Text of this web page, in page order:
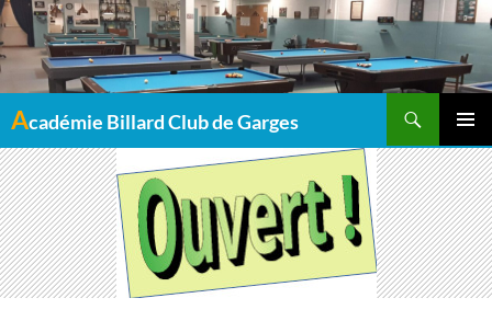
Académie Billard Club de Garges
MENU